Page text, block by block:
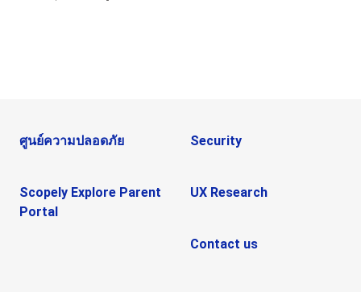
ศูนย์ความปลอดภัย
Scopely Explore Parent
Portal
Security
UX Research
Contact us